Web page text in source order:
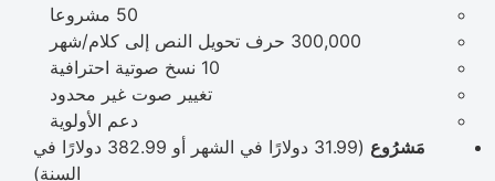
50 مشروعا
300,000 حرف تحويل النص إلى كلام/شهر
10 نسخ صوتية احترافية
تغيير صوت غير محدود
دعم الأولوية
مَشرُوع
(31.99 دولارًا في الشهر أو 382.99 دولارًا في
السنة)